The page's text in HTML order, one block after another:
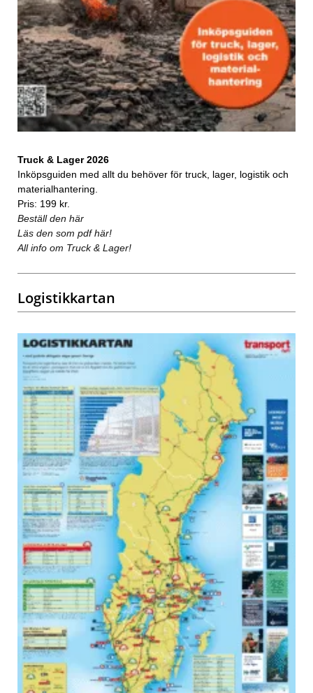
Truck & Lager 2026
Inköpsguiden med allt du behöver för truck, lager, logistik och
materialhantering.
Pris: 199 kr.
Beställ den här
Läs den som pdf här!
All info om Truck & Lager!
Logistikkartan